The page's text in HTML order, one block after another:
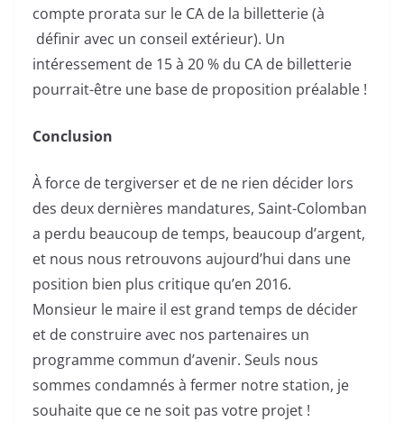
compte prorata sur le CA de la billetterie (à
définir avec un conseil extérieur). Un
intéressement de 15 à 20 % du CA de billetterie
pourrait-être une base de proposition préalable !
Conclusion
À force de tergiverser et de ne rien décider lors
des deux dernières mandatures, Saint-Colomban
a perdu beaucoup de temps, beaucoup d’argent,
et nous nous retrouvons aujourd’hui dans une
position bien plus critique qu’en 2016.
Monsieur le maire il est grand temps de décider
et de construire avec nos partenaires un
programme commun d’avenir. Seuls nous
sommes condamnés à fermer notre station, je
souhaite que ce ne soit pas votre projet !